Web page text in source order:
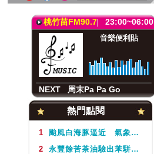
NEXT音樂喔嗨唷
桃竹苗FM90.723:00~06:00
音樂便利貼
NEXT
周末Pa Pa Go
北北基FM91.723:00~06:00
音樂便利貼
Music all night
熱門點閱
1
颱風白海豚逼近 氣象署不排除周5下半天發布海警
2
永豐餘苦茶油驗出苯駢芘超標 北市衛生局：不分批號全面預防性下架